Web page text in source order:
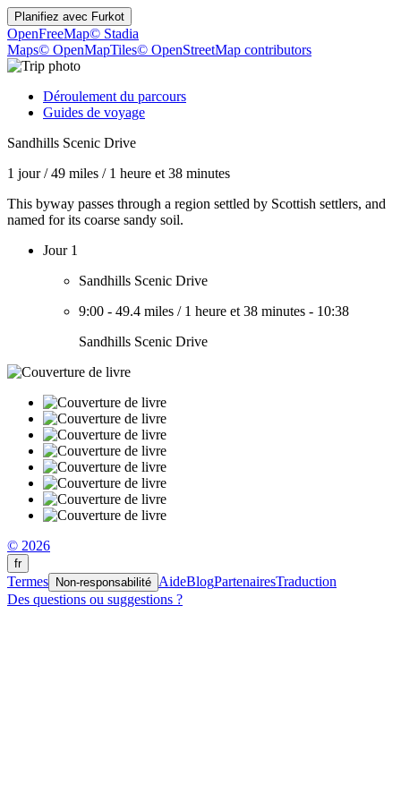
Planifiez avec Furkot
OpenFreeMap© Stadia
Maps© OpenMapTiles© OpenStreetMap contributors
Déroulement du parcours
Guides de voyage
Sandhills Scenic Drive
1 jour/49 miles / 1 heure et 38 minutes
This byway passes through a region settled by Scottish settlers, and
named for its coarse sandy soil.
Jour 1
Sandhills Scenic Drive
9:00 - 49.4 miles / 1 heure et 38 minutes - 10:38
Sandhills Scenic Drive
© 2026
fr
Termes Non-responsabilité AideBlogPartenairesTraduction
Des questions ou suggestions ?